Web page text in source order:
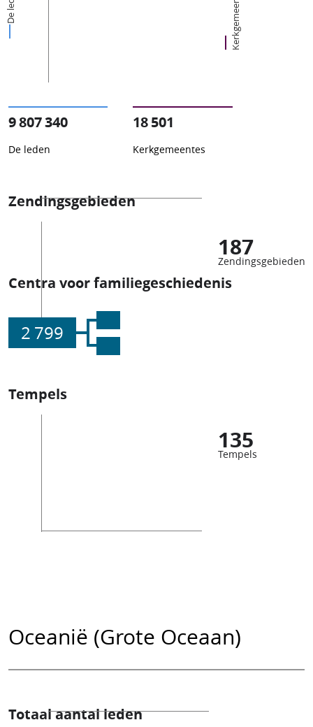
Kerkgemeentes
9 807 340
De leden
18 501
Kerkgemeentes
Zendingsgebieden
187
Zendingsgebieden
Centra voor familiegeschiedenis
2 799
Tempels
135
Tempels
Oceanië (Grote Oceaan)
Totaal aantal leden